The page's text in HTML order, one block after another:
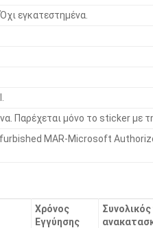
εγκατεστημένα.
Παρέχεται μόνο το sticker με
MAR-Microsoft
Χρόνος
Εγγύησης